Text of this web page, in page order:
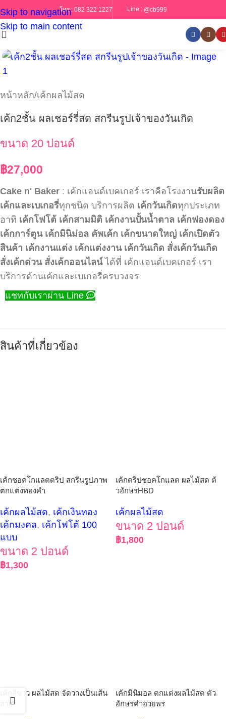
Skip to navigation
Skip to main content
โทร : 082 322 1227 Line : @cb999
หน้าหลัก/เค้กผลไม้สด
เค้ก2ชั้น ผลเชอร์รี่สด สกรีนรูปเจ้าของวันเกิด
ขนาด 20 ปอนด์
฿27,000
Cake n' Baker : เค้กแอนด์เบคเกอร์ เราคือโรงงานรับผลิต
เค้กและเบเกอรี่ทุกชนิด บริการผลิต เค้กวันเกิดทุกประเภท
อาทิ เค้กโฟโต้ เค้กสามมิติ เค้กงานปั้นน้ำตาล เค้กฟองดอง
เค้กการ์ตูน เค้กมินิม่อล คัพเค้ก เค้กขนาดใหญ่ เค้กเปิดตัว
สินค้า เค้กงานแต่ง เค้กแต่งงาน เค้กวันเกิด สั่งเค้กวันเกิด
สั่งเค้กด่วน สั่งเค้กออนไลน์ได้ที่ เค้กแอนด์เบคเกอร์ เรา
บริการด้านเค้กและเบเกอรี่ครบวงจร
แชทกับเราผ่าน Line
สินค้าที่เกี่ยวข้อง
เค้กชอคโกแลตดริป สกรีนรูปภาพ
ตกแต่งทองคำ
เค้กผลไม้สด, เค้กเงินทอง
เค้กมงคล, เค้กโฟโต้ 100
แบบ
ขนาด 2 ปอนด์
฿1,300
เค้กดริปชอคโกแลต ผลไม้สด ต้
วอักษรHBD
เค้กผลไม้สด
ขนาด 2 ปอนด์
฿1,800
เค้กสีขาว ผลไม้สด จัดวางเป็นเส้น
สาย
เค้กมินิมอล ตกแต่งผลไม้สด ตัว
อักษรคำอวยพร